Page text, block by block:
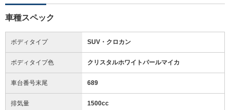
車種スペック
ボディタイプ SUV・クロカン
ボディタイプ色 クリスタルホワイトパールマイカ
車台番号末尾 689
排気量 1500cc